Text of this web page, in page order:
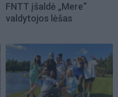
FNTT įšaldė „Mere“
valdytojos lėšas